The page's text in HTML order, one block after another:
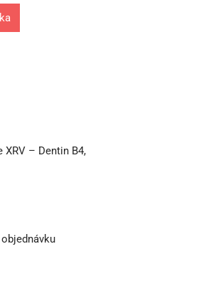
XRV – Dentin B4,
objednávku